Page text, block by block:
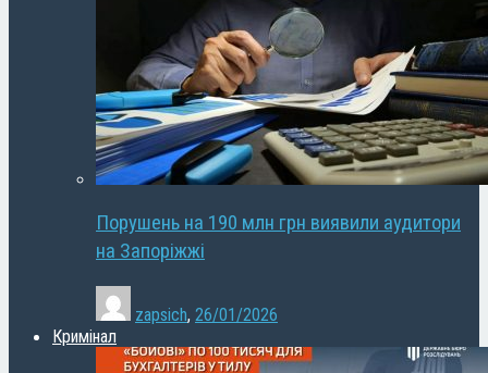
Порушень на 190 млн грн виявили аудитори
на Запоріжжі
zapsich, 26/01/2026
Кримінал